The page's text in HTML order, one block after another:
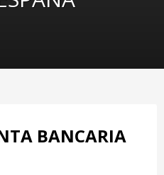
BANCARIA